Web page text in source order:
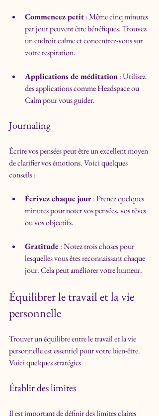
Commencez petit : Même cinq minutes
par jour peuvent être bénéfiques. Trouvez
un endroit calme et concentrez-vous sur
votre respiration.
Applications de méditation : Utilisez
des applications comme Headspace ou
Calm pour vous guider.
Journaling
Écrire vos pensées peut être un excellent moyen
de clarifier vos émotions. Voici quelques
conseils :
Écrivez chaque jour : Prenez quelques
minutes pour noter vos pensées, vos rêves
ou vos objectifs.
Gratitude : Notez trois choses pour
lesquelles vous êtes reconnaissant chaque
jour. Cela peut améliorer votre humeur.
Équilibrer le travail et la vie
personnelle
Trouver un équilibre entre le travail et la vie
personnelle est essentiel pour votre bien-être.
Voici quelques stratégies.
Établir des limites
Il est important de définir des limites claires